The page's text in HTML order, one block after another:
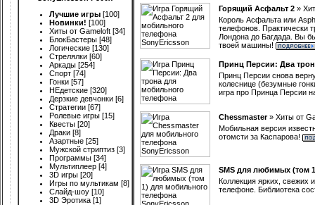
Лучшие игры [100]
Новинки! [100]
Хиты от Gameloft [34]
БлокБастеры [48]
Логические [130]
Стрелялки [60]
Аркады [254]
Спорт [74]
Гонки [57]
НЕдетские [320]
Дерзкие девчонки [6]
Стратегии [67]
Ролевые игры [15]
Квесты [20]
Драки [8]
Азартные [25]
Мужской стриптиз [3]
Программы [34]
Мультиплеер [4]
3D игры [20]
Игры по мультикам [8]
Слайд-шоу [10]
3D Эротика [1]
Горящий Асфальт 2 »
Король Асфальта или
телефонов. Практически
Лондона до Багдада. Вы
твоей машины!
Принц Персии: Два
Принц Персии снова
колеснице (безумные
игра про Принца Персии
Chessmaster» Хиты от
Мобильная версия
отомсти за Каспарова!
SMS для любимых (том
Коллекция ярких, свежих
телефоне. Библиотека